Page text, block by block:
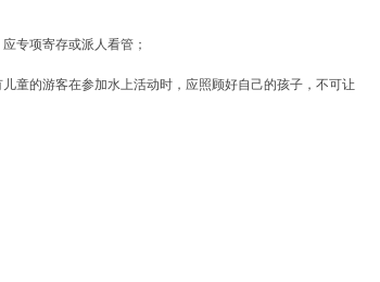
专项寄存或派人看管；
的游客在参加水上活动时，应照顾好自己的孩子，不可让